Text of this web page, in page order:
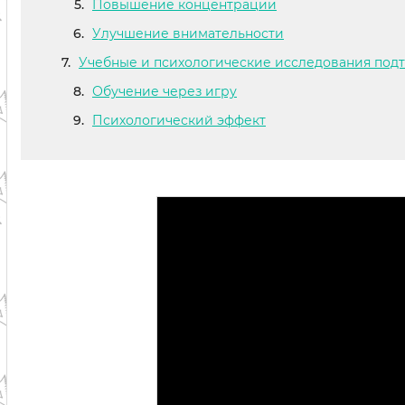
Повышение концентрации
Улучшение внимательности
Учебные и психологические исследования
Обучение через игру
Психологический эффект